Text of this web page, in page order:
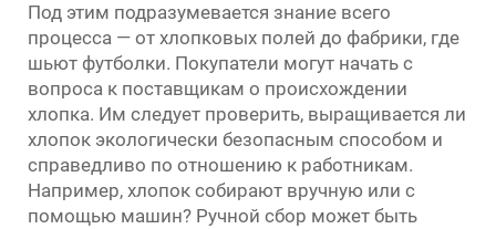
Под этим подразумевается знание всего
процесса — от хлопковых полей до фабрики, где
шьют футболки. Покупатели могут начать с
вопроса к поставщикам о происхождении
хлопка. Им следует проверить, выращивается ли
хлопок экологически безопасным способом и
справедливо по отношению к работникам.
Например, хлопок собирают вручную или с
помощью машин? Ручной сбор может быть